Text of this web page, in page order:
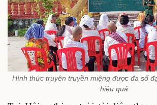
Hình thức truyên truyền miệng được đa số
hiệu quả